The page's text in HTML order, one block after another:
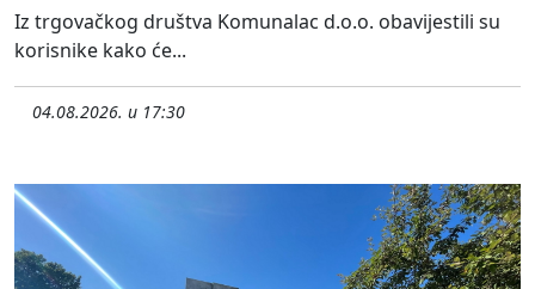
Iz trgovačkog društva Komunalac d.o.o. obavijestili su
korisnike kako će...
04.08.2026. u 17:30